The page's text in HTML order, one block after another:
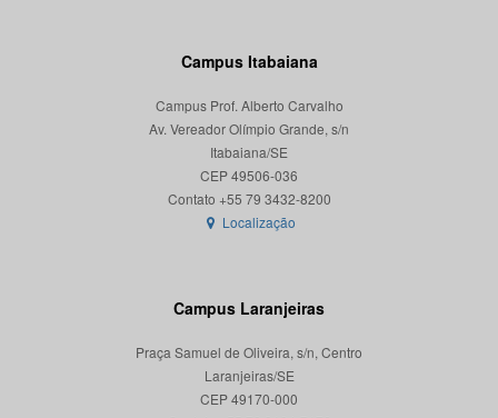
Campus Itabaiana
Campus Prof. Alberto Carvalho
Av. Vereador Olímpio Grande, s/n
Itabaiana/SE
CEP 49506-036
Localização
Campus Laranjeiras
Praça Samuel de Oliveira, s/n, Centro
Laranjeiras/SE
CEP 49170-000